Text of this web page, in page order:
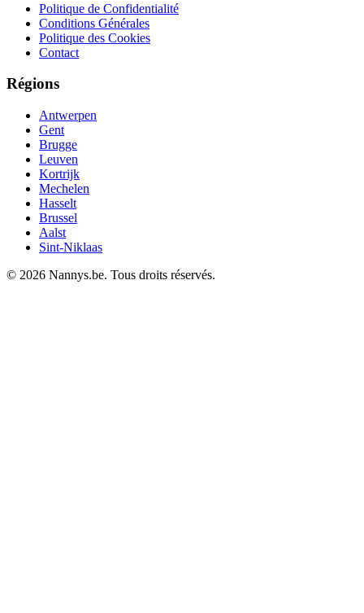
Politique de Confidentialité
Conditions Générales
Politique des Cookies
Contact
Régions
Antwerpen
Gent
Brugge
Leuven
Kortrijk
Mechelen
Hasselt
Brussel
Aalst
Sint-Niklaas
© 2026 Nannys.be. Tous droits réservés.